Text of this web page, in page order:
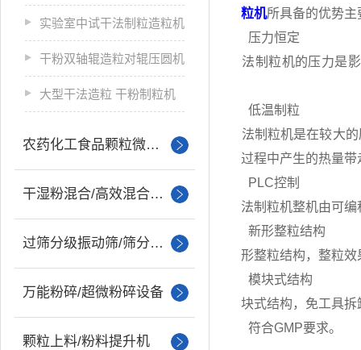
实验室中试干法制粒造粒机
干粉双轴辊造粒对辊压圆机
大型干法造粒 干粉制粒机
农药化工食品颗粒微丸制粒
干湿粉混合/高效混合设备
过筛分级振动筛/筛分设备
万能粉碎/超微粉碎设备
颗粒上料/粉料提升机
制粒机所具备的优势
1、压力恒定
干法制粒机的压力是影
2、低温制粒
干法制粒机是在较大的
将压制过程中产生的热量
3、PLC控制
干法制粒机整机由可编
4、新形整粒结构
新形整粒结构，整粒效
5、模块式结构
模块式结构，免工具拆
6、符合GMP要求。